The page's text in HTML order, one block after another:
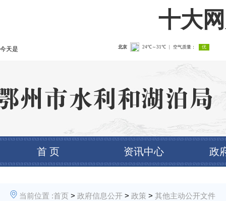
十大
今天是
首 页 资讯中心 政
当前位置 :首页 > 政府信息公开 > 政策 > 其他主动公开文件